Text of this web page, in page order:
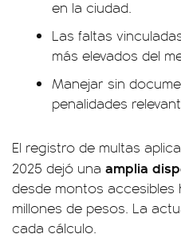
en la ciudad.
Las faltas
más elevados del
Manejar sin
penalidades
El registro de multas
2025 dejó una amplia
desde montos accesibles
millones de pesos. La
cada cálculo.